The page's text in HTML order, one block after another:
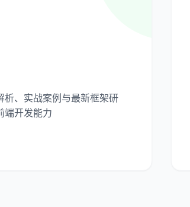
析、实战案例与最新框架研
端开发能力